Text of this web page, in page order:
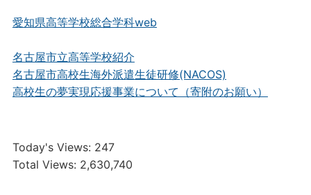
愛知県高等学校総合学科web
名古屋市立高等学校紹介
名古屋市高校生海外派遣生徒研修(NACOS)
高校生の夢実現応援事業について（寄附のお願い）
Today's Views: 247
Total Views: 2,630,740